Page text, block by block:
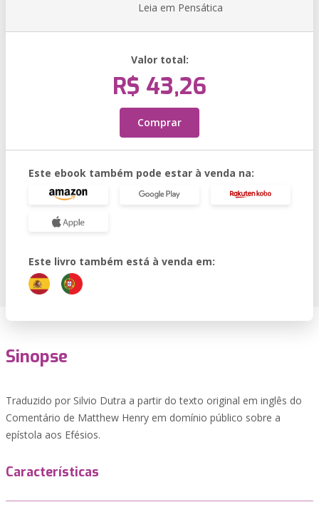
Leia em Pensática
Valor total:
R$ 43,26
Comprar
Este ebook também pode estar à venda na:
Este livro também está à venda em:
Sinopse
Traduzido por Silvio Dutra a partir do texto original em inglês do
Comentário de Matthew Henry em domínio público sobre a
epístola aos Efésios.
Características